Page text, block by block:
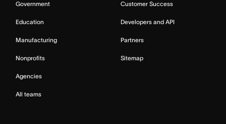
Government
Education
Manufacturing
Nonprofits
Agencies
All teams
Customer Success
Developers and API
Partners
Sitemap